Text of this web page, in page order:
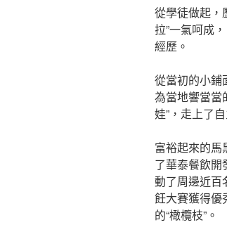
從學徒做起，
拉”一氣呵成
經歷。
從當初的小鋪
為當地響當當
娃”，走上了
富裕起來的馬
了華泰餐飲開
動了周邊近百
飪大賽獲得優
的“橄欖枝”。